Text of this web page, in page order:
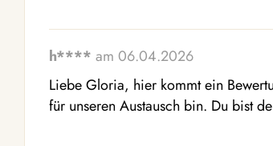
h**** am 06.04.2026
Liebe Gloria, hier kommt ein
für unseren Austausch bin. Du bist